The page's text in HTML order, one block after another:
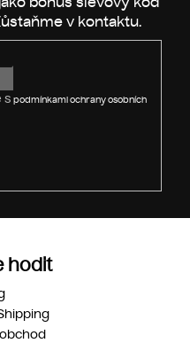
s podmínkami ochrany osobních
hodit